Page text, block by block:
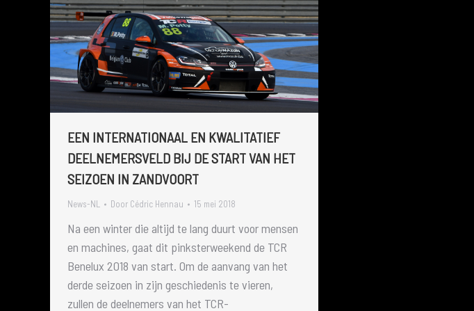
EEN INTERNATIONAAL EN KWALITATIEF
DEELNEMERSVELD BIJ DE START VAN HET
SEIZOEN IN ZANDVOORT
News-NL Door Cédric Hennau 15 mei 2018
Na een winter die altijd te lang duurt voor mensen
en machines, gaat dit pinksterweekend de TCR
Benelux 2018 van start. Om de aanvang van het
derde seizoen in zijn geschiedenis te vieren,
zullen de deelnemers van het TCR-